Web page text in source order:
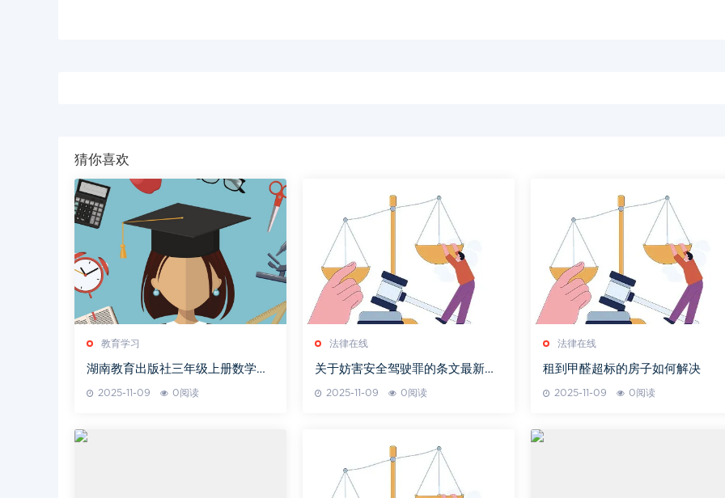
猜你喜欢
教育学习
湖南教育出版社三年级上册数学难
2025-11-09 0阅读
法律在线
关于妨害安全驾驶罪的条文最新版
2025-11-09 0阅读
法律在线
租到甲醛超标的房子如何解决
2025-11-09 0阅读